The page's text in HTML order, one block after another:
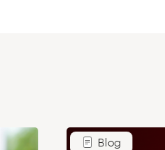
Blog